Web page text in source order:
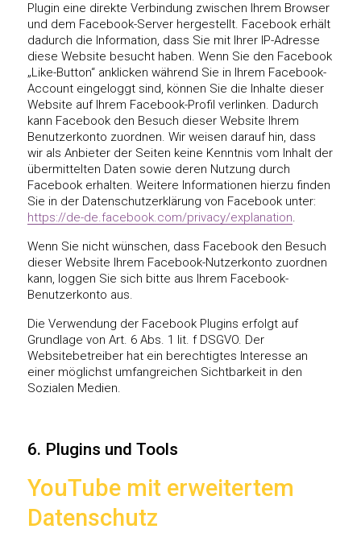
Plugin eine direkte Verbindung zwischen Ihrem Browser
und dem Facebook-Server hergestellt. Facebook erhält
dadurch die Information, dass Sie mit Ihrer IP-Adresse
diese Website besucht haben. Wenn Sie den Facebook
„Like-Button“ anklicken während Sie in Ihrem Facebook-
Account eingeloggt sind, können Sie die Inhalte dieser
Website auf Ihrem Facebook-Profil verlinken. Dadurch
kann Facebook den Besuch dieser Website Ihrem
Benutzerkonto zuordnen. Wir weisen darauf hin, dass
wir als Anbieter der Seiten keine Kenntnis vom Inhalt der
übermittelten Daten sowie deren Nutzung durch
Facebook erhalten. Weitere Informationen hierzu finden
Sie in der Datenschutzerklärung von Facebook unter:
https://de-de.facebook.com/privacy/explanation.
Wenn Sie nicht wünschen, dass Facebook den Besuch
dieser Website Ihrem Facebook-Nutzerkonto zuordnen
kann, loggen Sie sich bitte aus Ihrem Facebook-
Benutzerkonto aus.
Die Verwendung der Facebook Plugins erfolgt auf
Grundlage von Art. 6 Abs. 1 lit. f DSGVO. Der
Websitebetreiber hat ein berechtigtes Interesse an
einer möglichst umfangreichen Sichtbarkeit in den
Sozialen Medien.
6. Plugins und Tools
YouTube mit erweitertem
Datenschutz